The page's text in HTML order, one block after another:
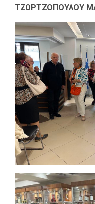
ΤΖΩΡΤΖΟΠΟΥΛΟΥ